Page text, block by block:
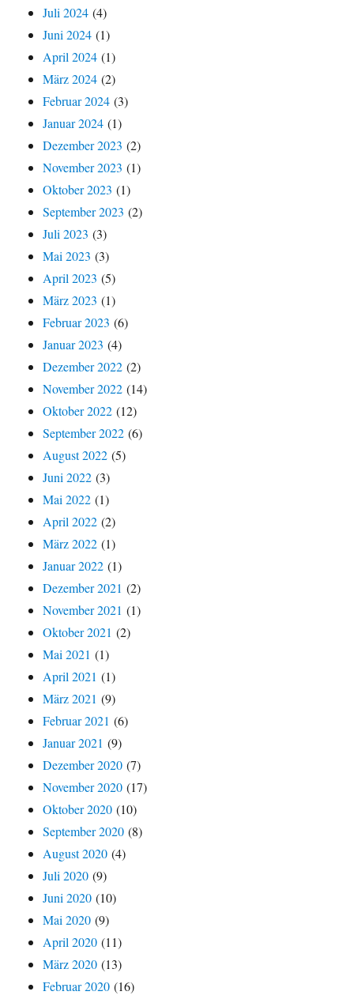
Juli 2024 (4)
Juni 2024 (1)
April 2024 (1)
März 2024 (2)
Februar 2024 (3)
Januar 2024 (1)
Dezember 2023 (2)
November 2023 (1)
Oktober 2023 (1)
September 2023 (2)
Juli 2023 (3)
Mai 2023 (3)
April 2023 (5)
März 2023 (1)
Februar 2023 (6)
Januar 2023 (4)
Dezember 2022 (2)
November 2022 (14)
Oktober 2022 (12)
September 2022 (6)
August 2022 (5)
Juni 2022 (3)
Mai 2022 (1)
April 2022 (2)
März 2022 (1)
Januar 2022 (1)
Dezember 2021 (2)
November 2021 (1)
Oktober 2021 (2)
Mai 2021 (1)
April 2021 (1)
März 2021 (9)
Februar 2021 (6)
Januar 2021 (9)
Dezember 2020 (7)
November 2020 (17)
Oktober 2020 (10)
September 2020 (8)
August 2020 (4)
Juli 2020 (9)
Juni 2020 (10)
Mai 2020 (9)
April 2020 (11)
März 2020 (13)
Februar 2020 (16)